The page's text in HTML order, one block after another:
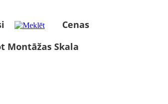
Cenas
Montāžas Skala